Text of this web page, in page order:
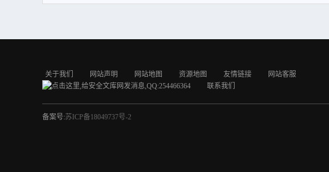
关于我们 网站声明 网站地图 资源地图 友情链接
网站客服
联系我们
备案号:苏ICP备18049737号-2